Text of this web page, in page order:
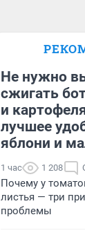
Не нужно
сжигать
и
лучшее
яблони и
1 час 1 208
Почему у
листья — три
проблемы